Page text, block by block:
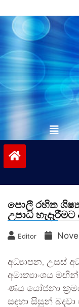
to
content
පොලී රහිත
උපාධි
Editor
අධ්‍යාපන, උසස්
අමාත්‍යාංශය
ණය යෝජනා
සඳහා සිසුන්